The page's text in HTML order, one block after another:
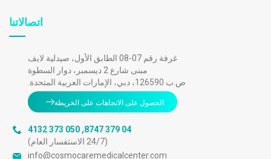
اتصالاتنا
غرفة رقم 07-08 الطابق الأول، صيدلية لايف
مبنى شارع 2 ديسمبر، دوار السطوة
ص.ب 126590، دبي، الإمارات العربية المتحدة.
الحصول على الاتجاهات على الخريطة
04 379 8747
,
050 373 4132
(24/7 الاستفسار العام)
info@cosmocaremedicalcenter.com